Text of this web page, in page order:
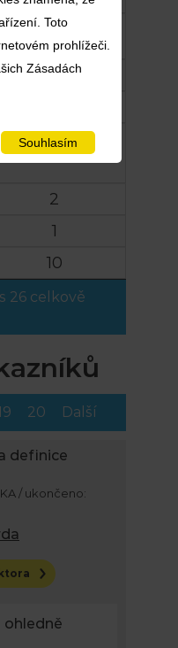
2
2
2
2
1
10
26 celkově
20 Další
definice
/ ukončeno:
ohledně
Toto
prohlížeči.
Zásadách
Souhlasím